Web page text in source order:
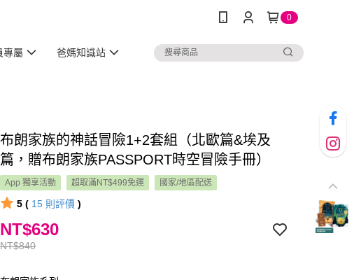
0
專屬 爸媽知識站
布朗家族的神話冒險1+2套組（北歐篇&埃及
篇，贈布朗家族PASSPORT時空冒險手冊）
App 獨享活動 超取滿NT$499免運 國家/地區配送
5 ( 15 則評價 )
NT$840
NT$630